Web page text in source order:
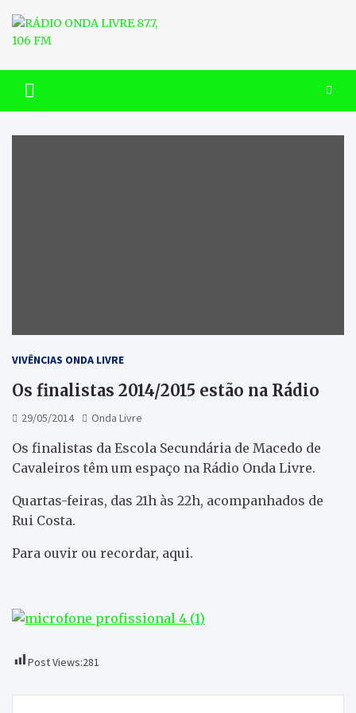
content
RÁDIO ONDA LIVRE 87.7, 106
FM
VIVÊNCIAS ONDA LIVRE
Os finalistas 2014/2015 estão na Rádio
29/05/2014 Onda Livre
Os finalistas da Escola Secundária de Macedo de
Cavaleiros têm um espaço na Rádio Onda Livre.
Quartas-feiras, das 21h às 22h, acompanhados de
Rui Costa.
Para ouvir ou recordar, aqui.
Post Views:281